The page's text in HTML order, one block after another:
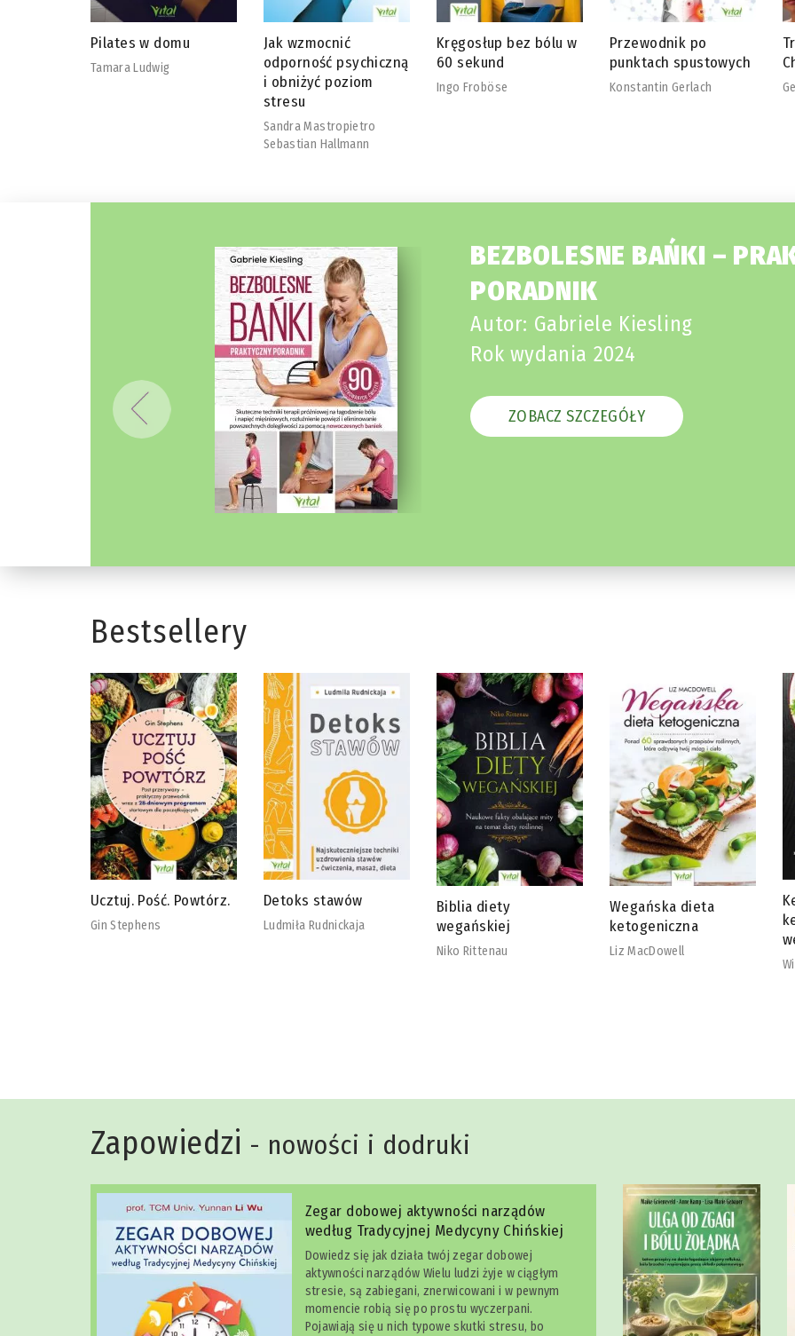
Jak wzmocnić
odporność psychiczną
Kręgosłup bez bólu w
60 sekund
Ingo Froböse
Przewodnik po
punktach spustowych
Konstantin Gerlach
Tradycyjna Medycyna
Chińska
Georg Weidinger
BEZBOLESNE BAŃKI –
PORADNIK
Autor: Gabriele Kiesling
Rok wydania 2024
ZOBACZ SZCZEGÓŁY
Bestsellery
Detoks stawów
Ludmiła Rudnickaja
Biblia diety
wegańskiej
Wegańska dieta
ketogeniczna
Liz MacDowell
Ketotarianin – dieta
ketogeniczna dla
wegetarian
Zapowiedzi - nowości i dodruki
Zegar dobowej aktywności narządów
według Tradycyjnej Medycyny Chińskiej
Dowiedz się jak działa twój zegar dobowej
aktywności narządów Wielu ludzi żyje w ciągłym
stresie, są zabiegani, znerwicowani i w pewnym
momencie robią się po prostu wyczerpani.
Pojawiają się u nich typowe skutki stresu, bo